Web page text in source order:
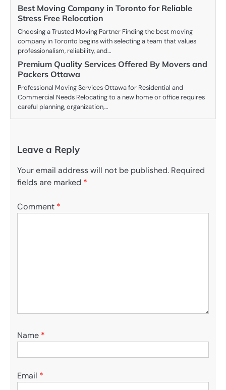
Best Moving Company in Toronto for Reliable
Stress Free Relocation
Choosing a Trusted Moving Partner Finding the best moving
company in Toronto begins with selecting a team that values
professionalism, reliability, and…
Premium Quality Services Offered By Movers and
Packers Ottawa
Professional Moving Services Ottawa for Residential and
Commercial Needs Relocating to a new home or office requires
careful planning, organization,…
Leave a Reply
Your email address will not be published. Required
fields are marked *
Comment *
Name *
Email *